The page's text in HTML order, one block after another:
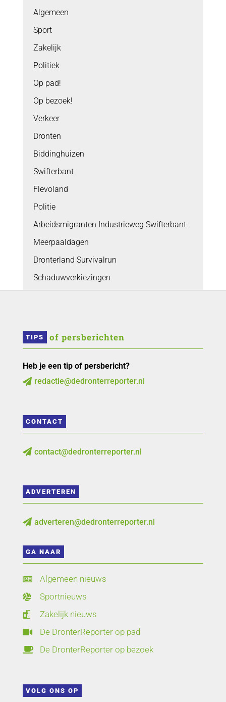
Algemeen
Sport
Zakelijk
Politiek
Op pad!
Op bezoek!
Verkeer
Dronten
Biddinghuizen
Swifterbant
Flevoland
Politie
Arbeidsmigranten Industrieweg Swifterbant
Meerpaaldagen
Dronterland Survivalrun
Schaduwverkiezingen
TIPS of persberichten
Heb je een tip of persbericht?
 redactie@dedronterreporter.nl
CONTACT
 contact@dedronterreporter.nl
ADVERTEREN
 adverteren@dedronterreporter.nl
GA NAAR
 Algemeen nieuws
 Sportnieuws
 Zakelijk nieuws
 De DronterReporter op pad
 De DronterReporter op bezoek
VOLG ONS OP